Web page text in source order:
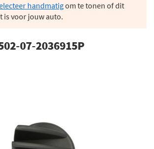
handmatigom te tonen of dit
is voor jouw auto.
07-2036915P